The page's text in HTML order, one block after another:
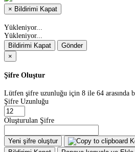
× Bildirimi Kapat
Yükleniyor...
Yükleniyor...
Bildirimi Kapat
Gönder
×
Şifre Oluştur
Lütfen şifre uzunluğu için 8 ile 64 arasında
Şifre Uzunluğu
Oluşturulan Şifre
Yeni şifre oluştur